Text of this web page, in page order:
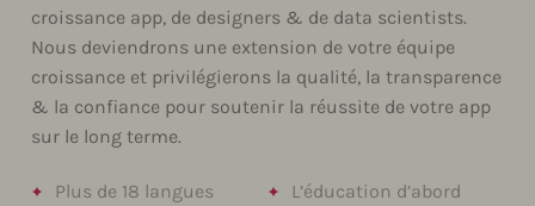
croissance app, de designers & de data scientists.
Nous deviendrons une extension de votre équipe
croissance et privilégierons la qualité, la transparence
& la confiance pour soutenir la réussite de votre app
sur le long terme.
Plus de 18 langues
L’éducation d’abord